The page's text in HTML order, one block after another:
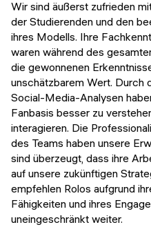
Wir sind äußerst zufrieden
der Studierenden und den
ihres Modells. Ihre
waren während des
die gewonnenen
unschätzbarem Wert. Durch
Social-Media-Analysen
Fanbasis besser zu
interagieren. Die
des Teams haben unsere
sind überzeugt, dass ihre
auf unsere zukünftigen
empfehlen Rolos aufgrund
Fähigkeiten und ihres
uneingeschränkt weiter.